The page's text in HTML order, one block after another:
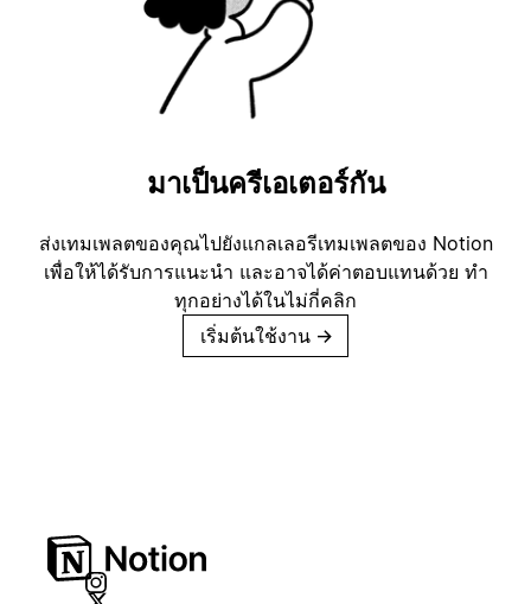
มาเป็นครีเอเตอร์กัน
ส่งเทมเพลตของคุณไปยังแกลเลอรีเทมเพลตของ Notion
เพื่อให้ได้รับการแนะนำ และอาจได้ค่าตอบแทนด้วย ทำ
ทุกอย่างได้ในไม่กี่คลิก
เริ่มต้นใช้งาน →